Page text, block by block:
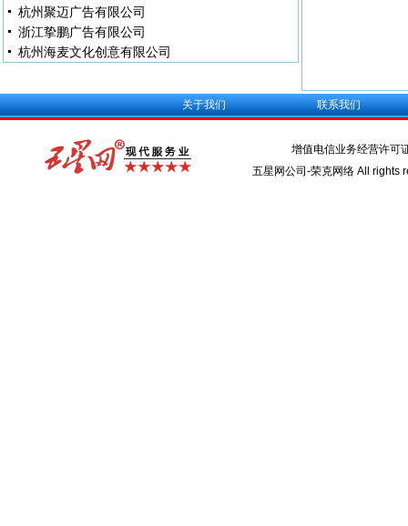
杭州聚迈广告有限公司
浙江挚鹏广告有限公司
杭州海麦文化创意有限公司
关于我们 联系我们
增值电信业务经营许可
五星网公司-荣克网络 All